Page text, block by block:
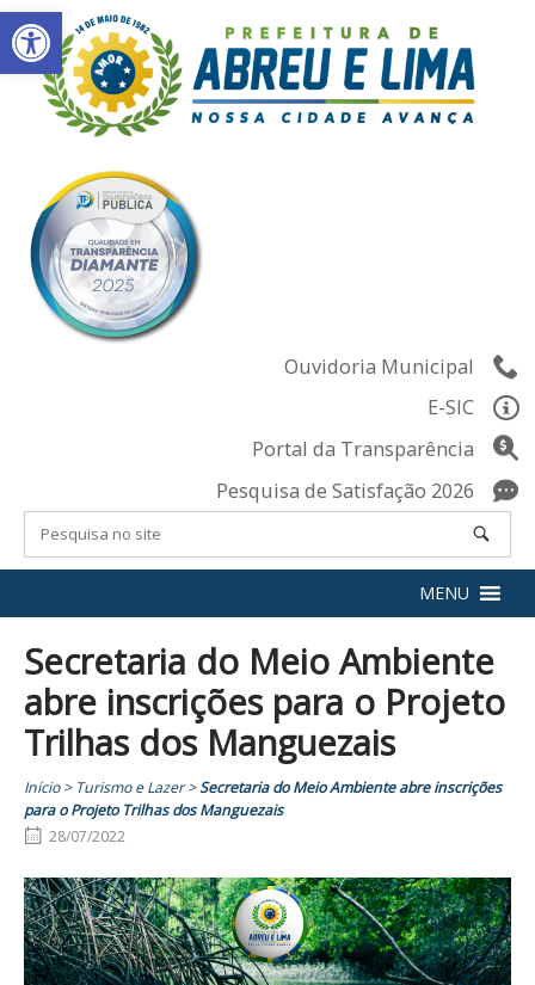
Abrir a barra de ferramentas
Skip
to
content
Ouvidoria Municipal
E-SIC
Portal da Transparência
Pesquisa de Satisfação 2026
MENU
Secretaria do Meio Ambiente
abre inscrições para o Projeto
Trilhas dos Manguezais
Início> Turismo e Lazer>Secretaria do Meio Ambiente abre inscrições
para o Projeto Trilhas dos Manguezais
28/07/2022